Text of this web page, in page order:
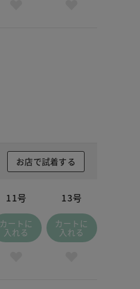
お店で試着する
11号
カートに
入れる
13号
カートに
入れる